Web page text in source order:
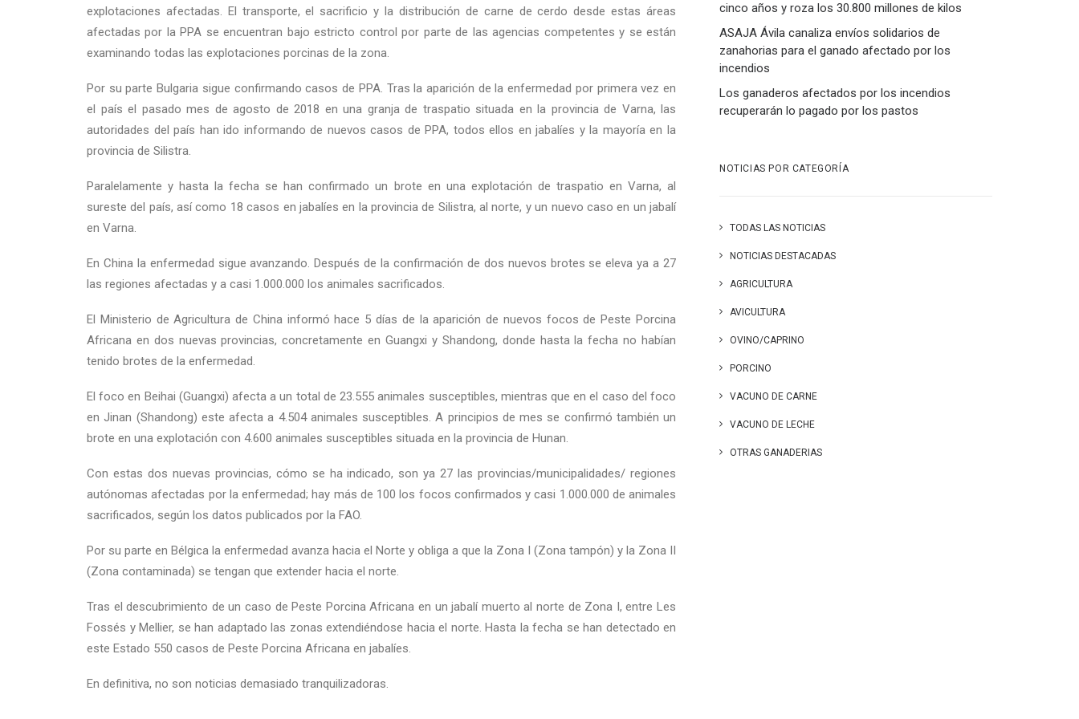
explotaciones afectadas. El transporte, el sacrificio y la distribución de carne de cerdo desde estas áreas
afectadas por la PPA se encuentran bajo estricto control por parte de las agencias competentes y se están
examinando todas las explotaciones porcinas de la zona.
Por su parte Bulgaria sigue confirmando casos de PPA. Tras la aparición de la enfermedad por primera vez en
el país el pasado mes de agosto de 2018 en una granja de traspatio situada en la provincia de Varna, las
autoridades del país han ido informando de nuevos casos de PPA, todos ellos en jabalíes y la mayoría en la
provincia de Silistra.
Paralelamente y hasta la fecha se han confirmado un brote en una explotación de traspatio en Varna, al
sureste del país, así como 18 casos en jabalíes en la provincia de Silistra, al norte, y un nuevo caso en un jabalí
en Varna.
En China la enfermedad sigue avanzando. Después de la confirmación de dos nuevos brotes se eleva ya a 27
las regiones afectadas y a casi 1.000.000 los animales sacrificados.
El Ministerio de Agricultura de China informó hace 5 días de la aparición de nuevos focos de Peste Porcina
Africana en dos nuevas provincias, concretamente en Guangxi y Shandong, donde hasta la fecha no habían
tenido brotes de la enfermedad.
El foco en Beihai (Guangxi) afecta a un total de 23.555 animales susceptibles, mientras que en el caso del foco
en Jinan (Shandong) este afecta a 4.504 animales susceptibles. A principios de mes se confirmó también un
brote en una explotación con 4.600 animales susceptibles situada en la provincia de Hunan.
Con estas dos nuevas provincias, cómo se ha indicado, son ya 27 las provincias/municipalidades/ regiones
autónomas afectadas por la enfermedad; hay más de 100 los focos confirmados y casi 1.000.000 de animales
sacrificados, según los datos publicados por la FAO.
Por su parte en Bélgica la enfermedad avanza hacia el Norte y obliga a que la Zona I (Zona tampón) y la Zona II
(Zona contaminada) se tengan que extender hacia el norte.
Tras el descubrimiento de un caso de Peste Porcina Africana en un jabalí muerto al norte de Zona I, entre Les
Fossés y Mellier, se han adaptado las zonas extendiéndose hacia el norte. Hasta la fecha se han detectado en
este Estado 550 casos de Peste Porcina Africana en jabalíes.
En definitiva, no son noticias demasiado tranquilizadoras.
cinco años y roza los 30.800 millones de kilos
ASAJA Ávila canaliza envíos solidarios de
zanahorias para el ganado afectado por los
incendios
Los ganaderos afectados por los incendios
recuperarán lo pagado por los pastos
NOTICIAS POR CATEGORÍA
TODAS LAS NOTICIAS
NOTICIAS DESTACADAS
AGRICULTURA
AVICULTURA
OVINO/CAPRINO
PORCINO
VACUNO DE CARNE
VACUNO DE LECHE
OTRAS GANADERIAS